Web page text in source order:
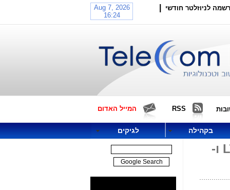
לניוזלטר חודשי
RSS המייל האדום
בקהילה לגיקים
חברת הבזק האוסטרית (Telekom Austria) החלה בשירות משולב LTE ו-